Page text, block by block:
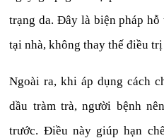
trạng da. Đây là biện pháp
tại nhà, không thay thế điều
Ngoài ra, khi áp dụng cách
dầu tràm trà, người bệnh
trước. Điều này giúp hạn